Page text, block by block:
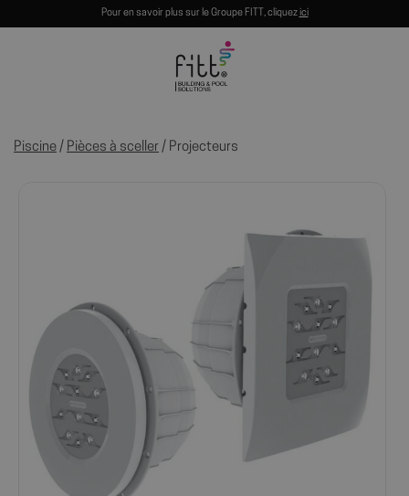
Pour en savoir plus sur le Groupe FITT, cliquezici
Piscine / Pièces à sceller / Projecteurs